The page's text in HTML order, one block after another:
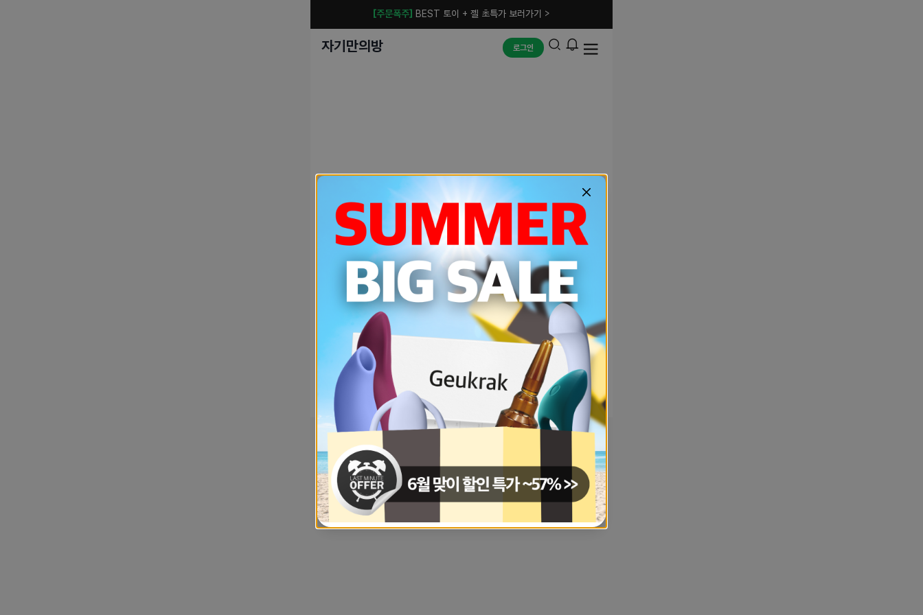
[주문폭주] BEST 토이 + 젤 초특가 보러가기 >
자기만의방 로그인
예상치 못한 에러입니다.